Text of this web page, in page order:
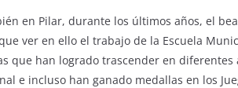
en Pilar, durante los últimos años, el
ver en ello el trabajo de la Escuela
que han logrado trascender en diferentes
e incluso han ganado medallas en los